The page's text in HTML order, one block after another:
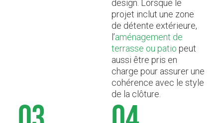
design. Lorsque le
projet inclut une zone
de détente extérieure,
l’aménagement de
terrasse ou patio peut
aussi être pris en
charge pour assurer une
cohérence avec le style
de la clôture.